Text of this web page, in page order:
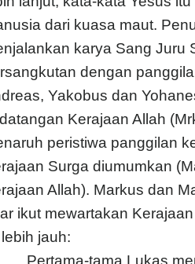
dari kuasa maut.
karya Sang Juru
dengan
Yakobus dan
Kerajaan Allah
peristiwa panggilan
Surga diumumkan
Allah). Markus dan
ikut mewartakan
jauh:
tama Lukas